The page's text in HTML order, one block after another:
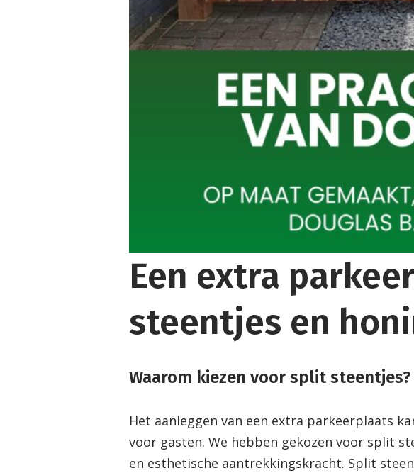
Een extra
steentjes en
Waarom kiezen voor split steentjes?
Het aanleggen van een extra parkeerplaats
voor gasten. We hebben gekozen voor split
en esthetische aantrekkingskracht. Split